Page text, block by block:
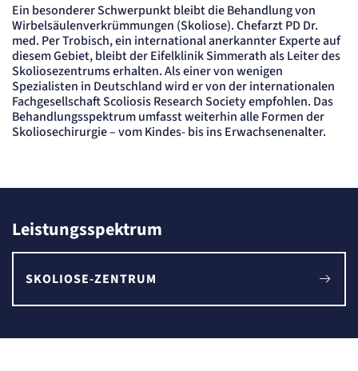
Ein besonderer Schwerpunkt bleibt die Behandlung von
Wirbelsäulenverkrümmungen (Skoliose). Chefarzt PD Dr.
med. Per Trobisch, ein international anerkannter Experte auf
diesem Gebiet, bleibt der Eifelklinik Simmerath als Leiter des
Skoliosezentrums erhalten. Als einer von wenigen
Spezialisten in Deutschland wird er von der internationalen
Fachgesellschaft Scoliosis Research Society empfohlen. Das
Behandlungsspektrum umfasst weiterhin alle Formen der
Skoliosechirurgie – vom Kindes- bis ins Erwachsenenalter.
Leistungsspektrum
SKOLIOSE-ZENTRUM
Cookie Laufzeit:
Session
Einverständnis-Cookie
Name:
cookie_consent
Anbieter:
Artemed SE
STATISTIK
Statistik Cookies erfassen Informationen
zu verstehen, wie unsere Besucher unsere
Website nutzen.
Matelso Telefontracking